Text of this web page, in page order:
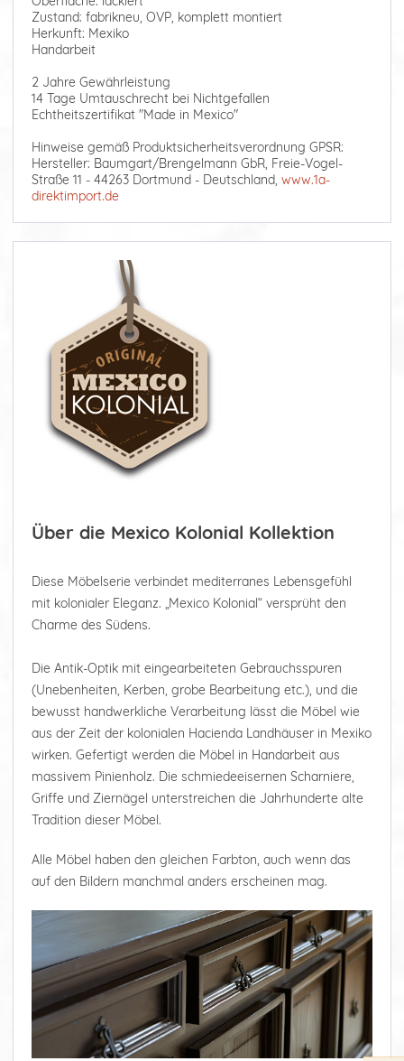
Zustand: fabrikneu, OVP, komplett montiert
Herkunft: Mexiko
Handarbeit
2 Jahre Gewährleistung
14 Tage Umtauschrecht bei Nichtgefallen
Echtheitszertifikat "Made in Mexico"
Hinweise gemäß Produktsicherheitsverordnung GPSR:
Hersteller: Baumgart/Brengelmann GbR, Freie-Vogel-
Straße 11 - 44263 Dortmund - Deutschland, www.1a-
direktimport.de
Über die Mexico Kolonial Kollektion
Diese Möbelserie verbindet mediterranes Lebensgefühl
mit kolonialer Eleganz. „Mexico Kolonial“ versprüht den
Charme des Südens.
Die Antik-Optik mit eingearbeiteten Gebrauchsspuren
(Unebenheiten, Kerben, grobe Bearbeitung etc.), und die
bewusst handwerkliche Verarbeitung lässt die Möbel wie
aus der Zeit der kolonialen Hacienda Landhäuser in Mexiko
wirken. Gefertigt werden die Möbel in Handarbeit aus
massivem Pinienholz. Die schmiedeeisernen Scharniere,
Griffe und Ziernägel unterstreichen die Jahrhunderte alte
Tradition dieser Möbel.
Alle Möbel haben den gleichen Farbton, auch wenn das
auf den Bildern manchmal anders erscheinen mag.